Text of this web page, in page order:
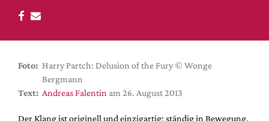
DdB-map
Kalender
Festival-Planer
Hefte
Alle Hefte
Foto: Harry Partch: Delusion of the Fury © Wonge
Bergmann
Text: Andreas Falentin am 26. August 2013
Der Klang ist originell und einzigartig; ständig in Bewegung,